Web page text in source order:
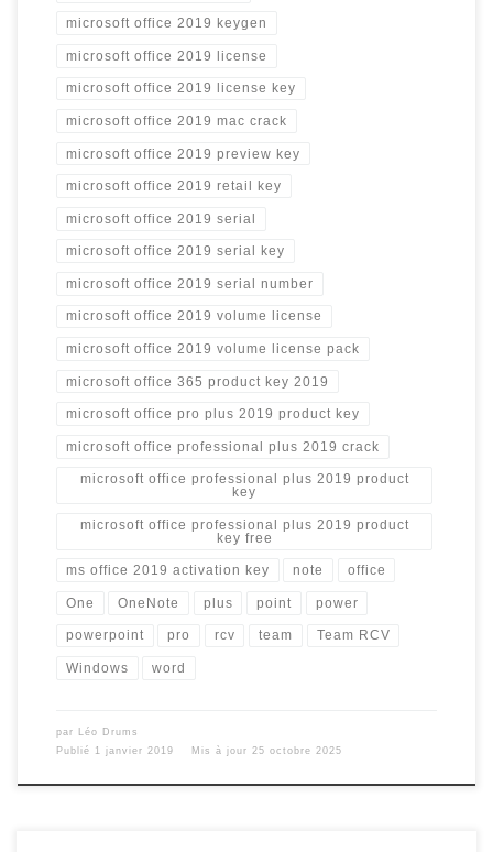
microsoft office 2019 keygen
microsoft office 2019 license
microsoft office 2019 license key
microsoft office 2019 mac crack
microsoft office 2019 preview key
microsoft office 2019 retail key
microsoft office 2019 serial
microsoft office 2019 serial key
microsoft office 2019 serial number
microsoft office 2019 volume license
microsoft office 2019 volume license pack
microsoft office 365 product key 2019
microsoft office pro plus 2019 product key
microsoft office professional plus 2019 crack
microsoft office professional plus 2019 product
key
microsoft office professional plus 2019 product
key free
ms office 2019 activation key note office
One OneNote plus point power
powerpoint pro rcv team Team RCV
Windows word
par
Léo Drums
Publié 1 janvier 2019 Mis à jour 25 octobre 2025